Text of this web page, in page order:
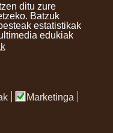
ditu zure
Batzuk
estatistikak
edukiak
Marketinga